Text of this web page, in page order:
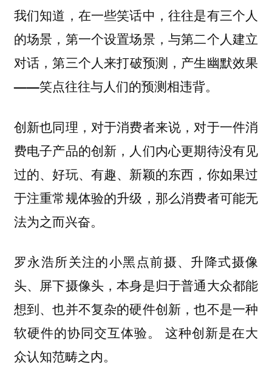
我们知道，在一些笑话中，往往是有三个人
的场景，第一个设置场景，与第二个人建立
对话，第三个人来打破预测，产生幽默效果
——笑点往往与人们的预测相违背。
创新也同理，对于消费者来说，对于一件消
费电子产品的创新，人们内心更期待没有见
过的、好玩、有趣、新颖的东西，你如果过
于注重常规体验的升级，那么消费者可能无
法为之而兴奋。
罗永浩所关注的小黑点前摄、升降式摄像
头、屏下摄像头，本身是归于普通大众都能
想到、也并不复杂的硬件创新，也不是一种
软硬件的协同交互体验。 这种创新是在大
众认知范畴之内。